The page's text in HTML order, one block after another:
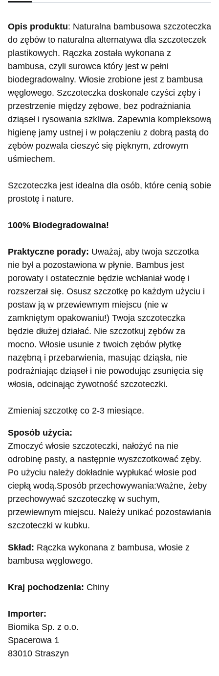
Opis produktu: Naturalna bambusowa szczoteczka
do zębów to naturalna alternatywa dla szczoteczek
plastikowych. Rączka została wykonana z
bambusa, czyli surowca który jest w pełni
biodegradowalny. Włosie zrobione jest z bambusa
węglowego. Szczoteczka doskonale czyści zęby i
przestrzenie między zębowe, bez podrażniania
dziąseł i rysowania szkliwa. Zapewnia kompleksową
higienę jamy ustnej i w połączeniu z dobrą pastą do
zębów pozwala cieszyć się pięknym, zdrowym
uśmiechem.
Szczoteczka jest idealna dla osób, które cenią sobie
prostotę i nature.
100% Biodegradowalna!
Praktyczne porady: Uważaj, aby twoja szczotka
nie był a pozostawiona w płynie. Bambus jest
porowaty i ostatecznie będzie wchłaniał wodę i
rozszerzał się. Osusz szczotkę po każdym użyciu i
postaw ją w przewiewnym miejscu (nie w
zamkniętym opakowaniu!) Twoja szczoteczka
będzie dłużej działać. Nie szczotkuj zębów za
mocno. Włosie usunie z twoich zębów płytkę
nazębną i przebarwienia, masując dziąsła, nie
podrażniając dziąseł i nie powodując zsunięcia się
włosia, odcinając żywotność szczoteczki.
Zmieniaj szczotkę co 2-3 miesiące.
Sposób użycia:
Zmoczyć włosie szczoteczki, nałożyć na nie
odrobinę pasty, a następnie wyszczotkować zęby.
Po użyciu należy dokładnie wypłukać włosie pod
ciepłą wodą.Sposób przechowywania:Ważne, żeby
przechowywać szczoteczkę w suchym,
przewiewnym miejscu. Należy unikać pozostawiania
szczoteczki w kubku.
Skład: Rączka wykonana z bambusa, włosie z
bambusa węglowego.
Kraj pochodzenia: Chiny
Importer:
Biomika Sp. z o.o.
Spacerowa 1
83010 Straszyn